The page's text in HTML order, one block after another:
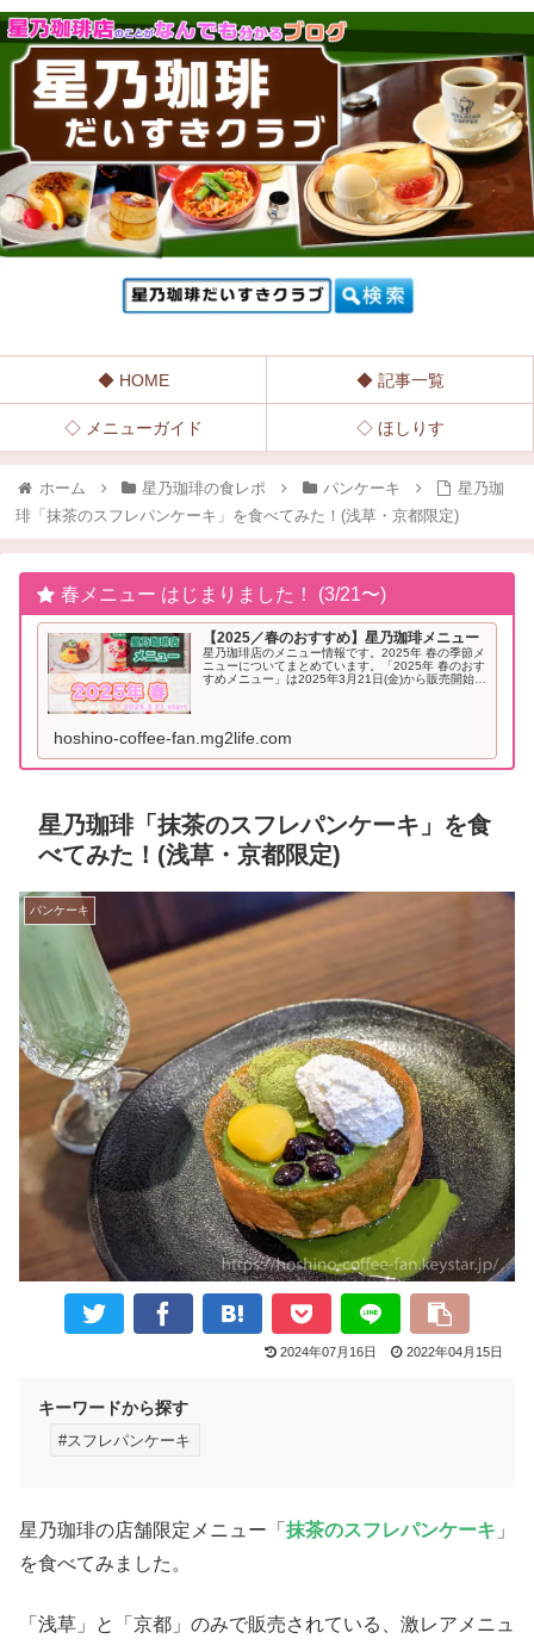
◆ HOME ◆ 記事一覧
◇ メニューガイド ◇ ほしりす
ホーム 星乃珈琲の食レポ パンケーキ
星乃珈
琲「抹茶のスフレパンケーキ」を食べてみた！(浅草・京都限定)
春メニュー はじまりました！ (3/21〜)
【2025／春のおすすめ】星乃珈琲メニュー
星乃珈琲店のメニュー情報です。2025年 春の季節メ
ニューについてまとめています。「2025年 春のおす
すめメニュー」は2025年3月21日(金)から販売開始と
hoshino-coffee-fan.mg2life.com
星乃珈琲「抹茶のスフレパンケーキ」を食
べてみた！(浅草・京都限定)
パンケーキ
2024年07月16日 2022年04月15日
キーワードから探す
#スフレパンケーキ
星乃珈琲の店舗限定メニュー「 抹茶のスフレパンケーキ 」
を食べてみました。
「浅草」と「京都」のみで販売されている、激レアメニュ